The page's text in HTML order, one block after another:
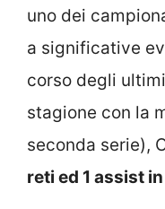
uno dei
a significative
corso degli
stagione con la
seconda serie),
reti ed 1 assist